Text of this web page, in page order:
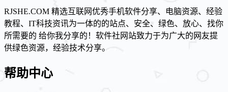
RJSHE.COM 精选互联网优秀手机软件分享、电脑资源、经验
教程、IT科技资讯为一体的的站点、安全、绿色、放心、找你
所需要的 给你我分享的！软件社网站致力于为广大的网友提
供绿色资源，经验技术分享。
帮助中心